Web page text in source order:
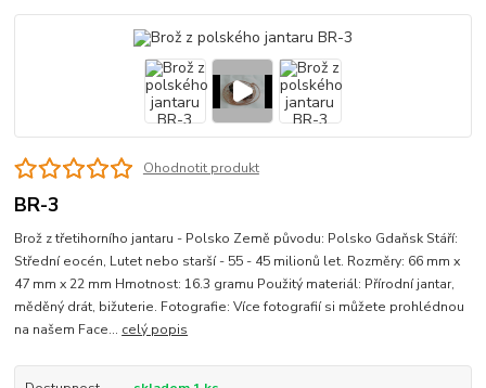
Ohodnotit produkt
BR-3
Brož z třetihorního jantaru - Polsko Země původu: Polsko Gdaňsk Stáří:
Střední eocén, Lutet nebo starší - 55 - 45 milionů let. Rozměry: 66 mm x
47 mm x 22 mm Hmotnost: 16.3 gramu Použitý materiál: Přírodní jantar,
měděný drát, bižuterie. Fotografie: Více fotografií si můžete prohlédnou
na našem Face... celý popis